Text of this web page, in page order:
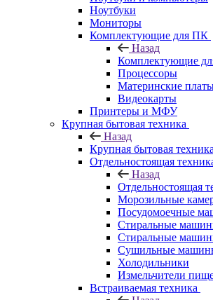
Ноутбуки
Мониторы
Комплектующие для ПК
Назад
Комплектующие
Процессоры
Материнские
Видеокарты
Принтеры и МФУ
Крупная бытовая техника
Назад
Крупная бытовая техника
Отдельностоящая
Назад
Отдельностоящая
Морозильные
Посудомоечные
Стиральные
Стиральные
Сушильные
Холодильники
Измельчители
Встраиваемая техника